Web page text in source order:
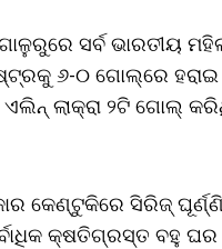
e
r
A
p
p
i
n
k
F
r
i
e
ସର୍ବ ଭାରତୀୟ
୬-୦ ଗୋଲ୍‌ରେ
ଲାକ୍ରା ୨ଟି ଗୋଲ୍
କେଣ୍ଟୁକିରେ ସିରିଜ୍‌
କ୍ଷତିଗ୍ରସ୍ତ ବହୁ